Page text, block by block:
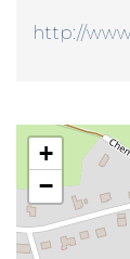
http://
Z.E.N Zap Electro
+
−